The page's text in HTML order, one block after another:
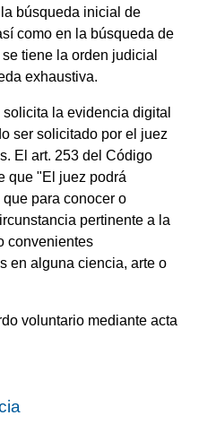
búsqueda inicial de
como en la búsqueda de
tiene la orden judicial
exhaustiva.
la evidencia digital
ser solicitado por el juez
El art. 253 del Código
que "El juez podrá
para conocer o
pertinente a la
convenientes
en alguna ciencia, arte o
voluntario mediante acta